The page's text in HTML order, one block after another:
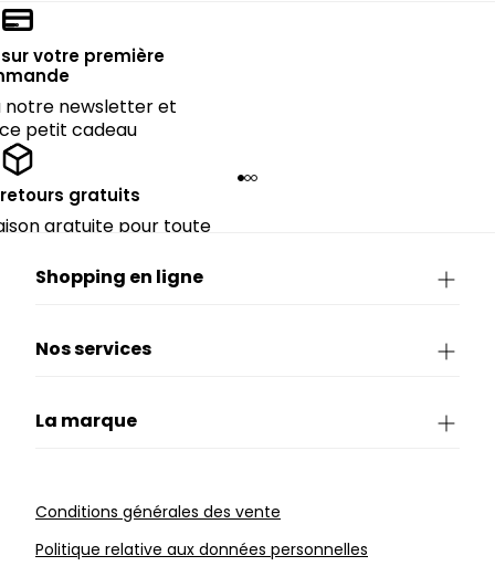
votre première
notre newsletter et
petit cadeau
gratuits
gratuite pour toute
Shopping en ligne
Nos services
La marque
Conditions générales des vente
Politique relative aux données personnelles